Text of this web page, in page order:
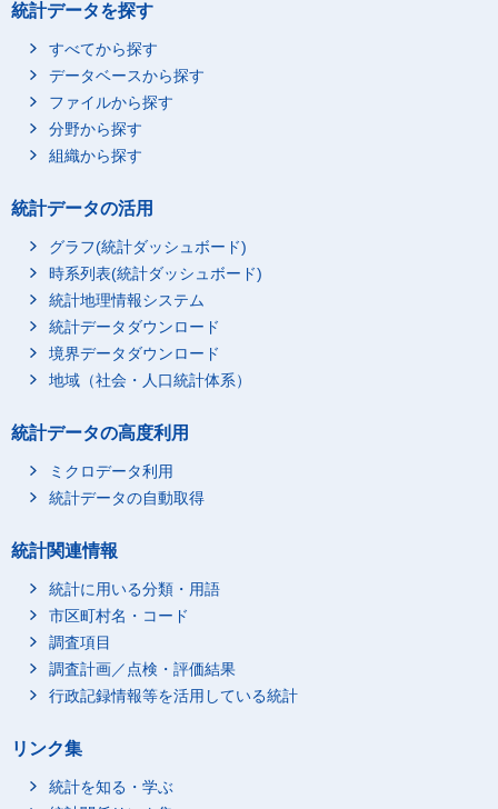
統計データを探す
すべてから探す
データベースから探す
ファイルから探す
分野から探す
組織から探す
統計データの活用
グラフ(統計ダッシュボード)
時系列表(統計ダッシュボード)
統計地理情報システム
統計データダウンロード
境界データダウンロード
地域（社会・人口統計体系）
統計データの高度利用
ミクロデータ利用
統計データの自動取得
統計関連情報
統計に用いる分類・用語
市区町村名・コード
調査項目
調査計画／点検・評価結果
行政記録情報等を活用している統計
リンク集
統計を知る・学ぶ